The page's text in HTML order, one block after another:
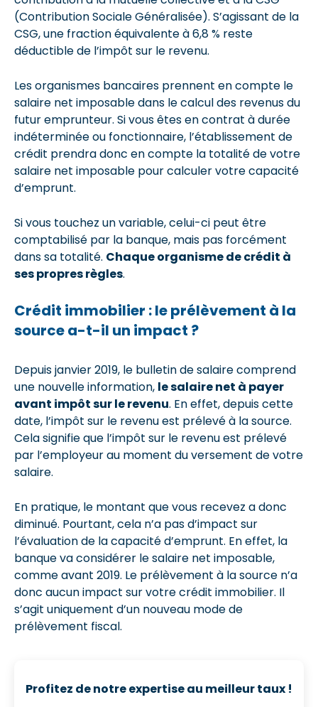
(Contribution Sociale Généralisée). S’agissant de la
CSG, une fraction équivalente à 6,8 % reste
déductible de l’impôt sur le revenu.
Les organismes bancaires prennent en compte le
salaire net imposable dans le calcul des revenus du
futur emprunteur. Si vous êtes en contrat à durée
indéterminée ou fonctionnaire, l’établissement de
crédit prendra donc en compte la totalité de votre
salaire net imposable pour calculer votre capacité
d’emprunt.
Si vous touchez un variable, celui-ci peut être
comptabilisé par la banque, mais pas forcément
dans sa totalité. Chaque organisme de crédit à
ses propres règles.
Crédit immobilier : le prélèvement à la
source a-t-il un impact ?
Depuis janvier 2019, le bulletin de salaire comprend
une nouvelle information, le salaire net à payer
avant impôt sur le revenu. En effet, depuis cette
date, l’impôt sur le revenu est prélevé à la source.
Cela signifie que l’impôt sur le revenu est prélevé
par l’employeur au moment du versement de votre
salaire.
En pratique, le montant que vous recevez a donc
diminué. Pourtant, cela n’a pas d’impact sur
l’évaluation de la capacité d’emprunt. En effet, la
banque va considérer le salaire net imposable,
comme avant 2019. Le prélèvement à la source n’a
donc aucun impact sur votre crédit immobilier. Il
s’agit uniquement d’un nouveau mode de
prélèvement fiscal.
Profitez de notre expertise au meilleur taux !